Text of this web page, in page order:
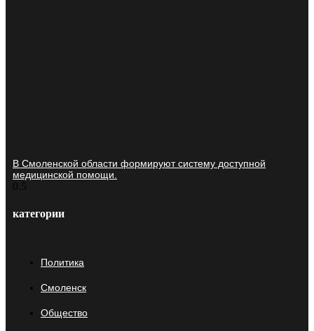
В Смоленской области формируют систему доступной
медицинской помощи.
категории
Политика
Смоленск
Общество